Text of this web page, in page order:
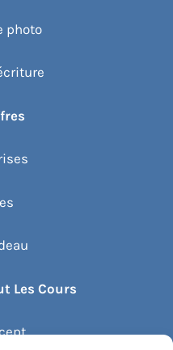
photo
Les Cours